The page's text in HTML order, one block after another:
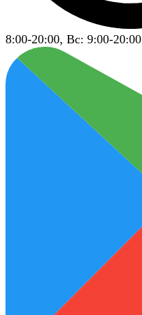
8:00-20:00, Вс: 9:00-20:00